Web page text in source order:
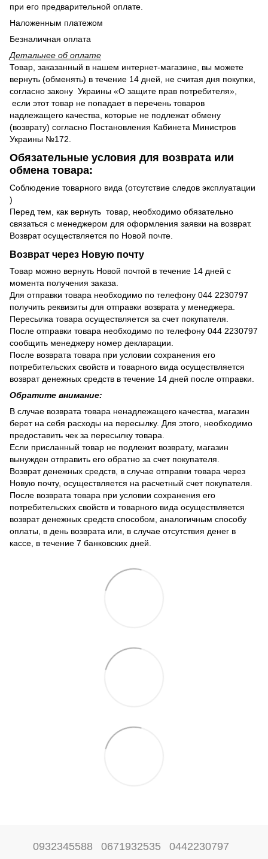
при его предварительной оплате.
Наложенным платежом
Безналичная оплата
Детальнее об оплате
Товар, заказанный в нашем интернет-магазине, вы можете
вернуть (обменять) в течение 14 дней, не считая дня покупки,
согласно закону Украины «О защите прав потребителя»,
если этот товар не попадает в перечень товаров
надлежащего качества, которые не подлежат обмену
(возврату) согласно Постановления Кабинета Министров
Украины №172.
Обязательные условия для возврата или
обмена товара:
Соблюдение товарного вида (отсутствие следов эксплуатации
)
Перед тем, как вернуть товар, необходимо обязательно
связаться с менеджером для оформления заявки на возврат.
Возврат осуществляется по Новой почте.
Возврат через Новую почту
Товар можно вернуть Новой почтой в течение 14 дней с
момента получения заказа.
Для отправки товара необходимо по телефону 044 2230797
получить реквизиты для отправки возврата у менеджера.
Пересылка товара осуществляется за счет покупателя.
После отправки товара необходимо по телефону 044 2230797
сообщить менеджеру номер декларации.
После возврата товара при условии сохранения его
потребительских свойств и товарного вида осуществляется
возврат денежных средств в течение 14 дней после отправки.
Обратите внимание:
В случае возврата товара ненадлежащего качества, магазин
берет на себя расходы на пересылку. Для этого, необходимо
предоставить чек за пересылку товара.
Если присланный товар не подлежит возврату, магазин
вынужден отправить его обратно за счет покупателя.
Возврат денежных средств, в случае отправки товара через
Новую почту, осуществляется на расчетный счет покупателя.
После возврата товара при условии сохранения его
потребительских свойств и товарного вида осуществляется
возврат денежных средств способом, аналогичным способу
оплаты, в день возврата или, в случае отсутствия денег в
кассе, в течение 7 банковских дней.
0932345588 0671932535 0442230797